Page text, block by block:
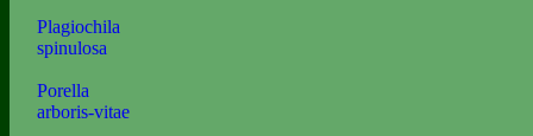
Plagiochila
spinulosa
Porella
arboris-vitae